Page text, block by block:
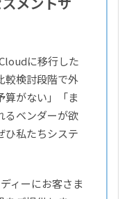
に移行した
較検討段階で外
算がない」「ま
るベンダーが欲
ひ私たちシステ
ィーにお客さま